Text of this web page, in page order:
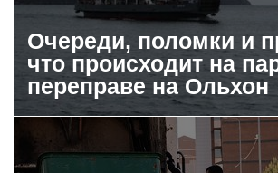
Очереди, поломки и
что происходит на
переправе на Ольхон